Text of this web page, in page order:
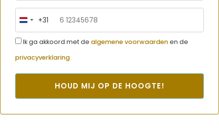
Netherlands
+31
+31
Ik ga akkoord met de algemene voorwaardenen de
privacyverklaring
HOUD MIJ OP DE HOOGTE!